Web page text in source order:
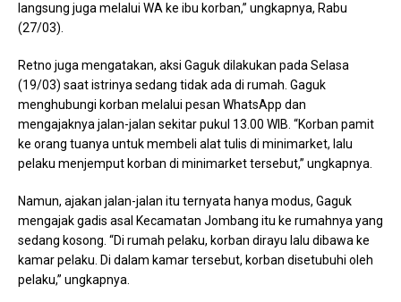
langsung juga melalui WA ke ibu korban,” ungkapnya, Rabu
(27/03).
Retno juga mengatakan, aksi Gaguk dilakukan pada Selasa
(19/03) saat istrinya sedang tidak ada di rumah. Gaguk
menghubungi korban melalui pesan WhatsApp dan
mengajaknya jalan-jalan sekitar pukul 13.00 WIB. “Korban pamit
ke orang tuanya untuk membeli alat tulis di minimarket, lalu
pelaku menjemput korban di minimarket tersebut,” ungkapnya.
Namun, ajakan jalan-jalan itu ternyata hanya modus, Gaguk
mengajak gadis asal Kecamatan Jombang itu ke rumahnya yang
sedang kosong. “Di rumah pelaku, korban dirayu lalu dibawa ke
kamar pelaku. Di dalam kamar tersebut, korban disetubuhi oleh
pelaku,” ungkapnya.